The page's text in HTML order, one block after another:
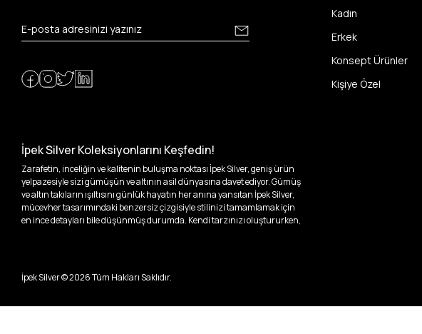
Kadın
Erkek
Konsept Ürünler
Kişiye Özel
İpek Silver Koleksiyonlarını Keşfedin!
Zarafetin, inceliğin ve kalitenin buluşma noktası İpek Silver, geniş ürün
yelpazesiyle sizi gümüşün ve altının asil dünyasına davet ediyor. Gümüş
ve altın takıların ışıltısını günlük hayatın her anına yansıtan İpek Silver,
mücevher tasarımındaki benzersiz çizgisiyle stilinizi tamamlamak için
en ince detayları bile düşünmüş durumda. Kendi tarzınızı oluştururken,
İpek Silver’da her bir parça, sizin benzersiz hikayenizi anlatıyor. İster
kendinizi ifade etmek için özel bir parça arayışında olun, ister
ölümsüzleştirecek anlara uygun seçeneklerimizle yanınızdayız.
İpek Silver ©2026Tüm Hakları Saklıdır.